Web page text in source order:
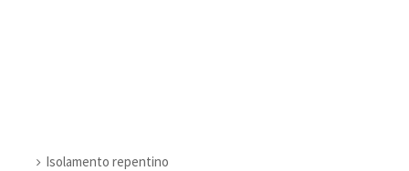
Isolamento repentino